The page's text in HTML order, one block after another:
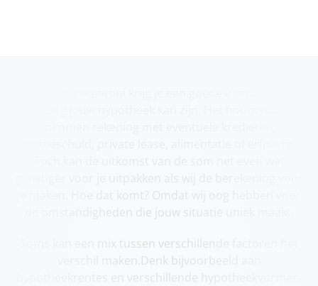
je maken. Hoe dat komt? Omdat wij oog hebben voor
de omstandigheden die jouw situatie uniek maakt.
Soms kan een mix tussen verschillende factoren het
verschil maken.Denk bijvoorbeeld aan
hypotheekrentes en verschillende hypotheekvormen.